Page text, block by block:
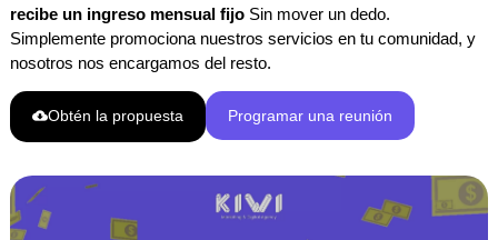
recibe un ingreso mensual fijoSin mover un dedo.
Simplemente promociona nuestros servicios en tu comunidad, y
nosotros nos encargamos del resto.
Obtén la propuesta Programar una reunión